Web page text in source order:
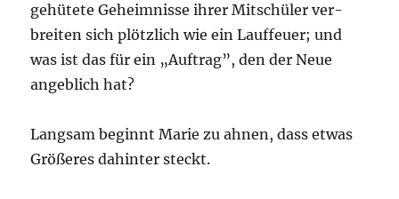
gehü­te­te Geheim­nis­se ihrer Mit­schü­ler ver­
brei­ten sich plötz­lich wie ein Lauf­feu­er; und
was ist das für ein „Auf­trag”, den der Neue
angeb­lich hat?
Lang­sam beginnt Marie zu ahnen, dass etwas
Grö­ße­res dahin­ter steckt.